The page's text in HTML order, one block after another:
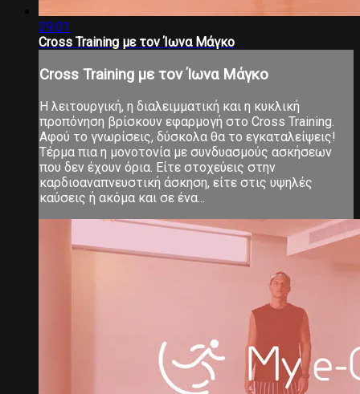
29:01
Cross Training με τον Ίωνα Μάγκο
Cross Training με τον Ίωνα Μάγκο
Η λειτουργική, η διαλειμματική και η κυκλική
προπόνηση βρίσκουν εφαρμογή στο Cross Training.
Αφού το γνωρίσεις, δύσκολα θα το εγκαταλείψεις!
Τέρμα πια η μονοτονία με συνδυασμούς ασκήσεων
που δεν έχουν όρια. Είτε στοχεύεις στην
καρδιοαναπνευστική άσκηση, είτε στις υψηλές
καύσεις ή ακόμα και σε ένα...